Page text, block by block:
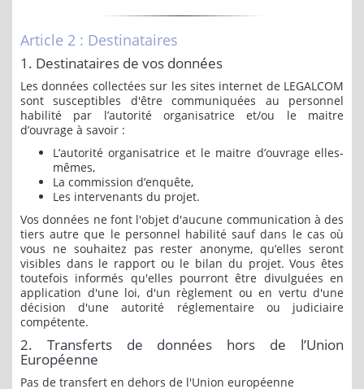
Article 2 : Destinataires
1. Destinataires de vos données
Les données collectées sur les sites internet de LEGALCOM
sont susceptibles d'être communiquées au personnel
habilité par l’autorité organisatrice et/ou le maitre
d’ouvrage à savoir :
L’autorité organisatrice et le maitre d’ouvrage elles-
mêmes,
La commission d’enquête,
Les intervenants du projet.
Vos données ne font l'objet d'aucune communication à des
tiers autre que le personnel habilité sauf dans le cas où
vous ne souhaitez pas rester anonyme, qu’elles seront
visibles dans le rapport ou le bilan du projet. Vous êtes
toutefois informés qu'elles pourront être divulguées en
application d'une loi, d'un règlement ou en vertu d'une
décision d'une autorité réglementaire ou judiciaire
compétente.
2. Transferts de données hors de l’Union
Européenne
Pas de transfert en dehors de l'Union européenne